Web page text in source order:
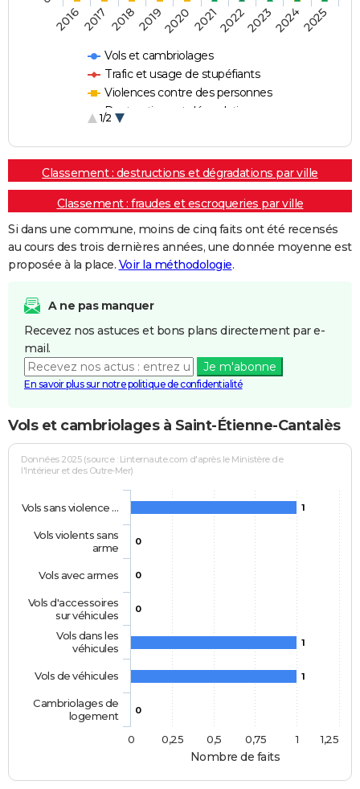
Vols et cambriolages
Trafic et usage de stupéfiants
Violences contre des personnes
Destructions et dégradations
1/2
20162017 20182019202020212022202320242025
Classement : destructions et dégradations par ville
Classement : fraudes et escroqueries par ville
Si dans une commune, moins de cinq faits ont été recensés
au cours des trois dernières années, une donnée moyenne est
proposée à la place. Voir la méthodologie.
A ne pas manquer
Recevez nos astuces et bons plans directement par e-
mail.
Je m'abonne
En savoir plus sur notre politique de confidentialité
Vols et cambriolages à Saint-Étienne-Cantalès
Nombre de faits
Données 2025 (source : Linternaute.com d'après le Ministère de
l'Intérieur et des Outre-Mer)
1
0
0
0
1
1
0
Vols sans violence …
Vols violents sans
arme
Vols avec armes
Vols d'accessoires
sur véhicules
Vols dans les
véhicules
Vols de véhicules
Cambriolages de
logement
0
1
0,25 0,5 0,75 1,25